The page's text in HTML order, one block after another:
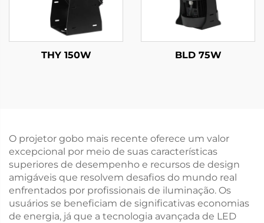
THY 150W BLD 75W
O projetor gobo mais recente oferece um valor
excepcional por meio de suas características
superiores de desempenho e recursos de design
amigáveis que resolvem desafios do mundo real
enfrentados por profissionais de iluminação. Os
usuários se beneficiam de significativas economias
de energia, já que a tecnologia avançada de LED